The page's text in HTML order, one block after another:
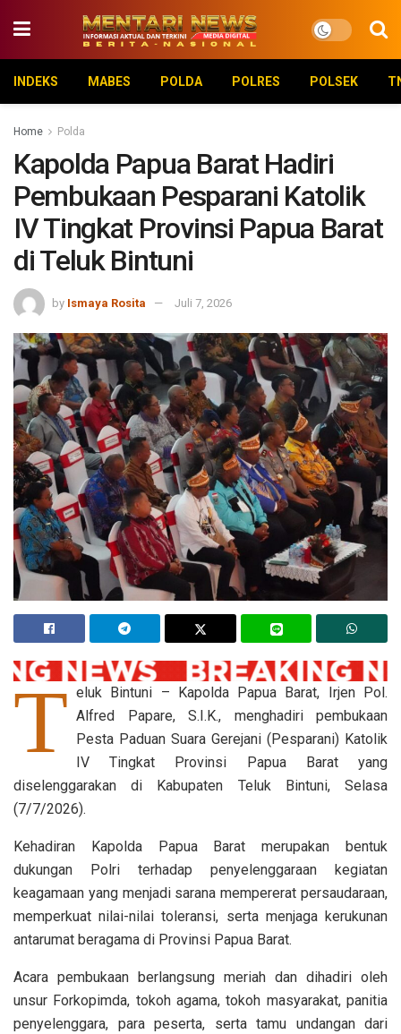
INDEKS MABES POLDA POLRES POLSEK
Home Polda
Kapolda Papua Barat Hadiri
Pembukaan Pesparani Katolik
IV Tingkat Provinsi Papua Barat
di Teluk Bintuni
by Ismaya Rosita Juli 7, 2026
T eluk Bintuni – Kapolda Papua Barat, Irjen Pol.
Alfred Papare, S.I.K., menghadiri pembukaan
Pesta Paduan Suara Gerejani (Pesparani) Katolik
IV Tingkat Provinsi Papua Barat yang
diselenggarakan di Kabupaten Teluk Bintuni, Selasa
(7/7/2026).
Kehadiran Kapolda Papua Barat merupakan bentuk
dukungan Polri terhadap penyelenggaraan kegiatan
keagamaan yang menjadi sarana mempererat persaudaraan,
memperkuat nilai-nilai toleransi, serta menjaga kerukunan
antarumat beragama di Provinsi Papua Barat.
Acara pembukaan berlangsung meriah dan dihadiri oleh
unsur Forkopimda, tokoh agama, tokoh masyarakat, panitia
penyelenggara, para peserta, serta tamu undangan dari